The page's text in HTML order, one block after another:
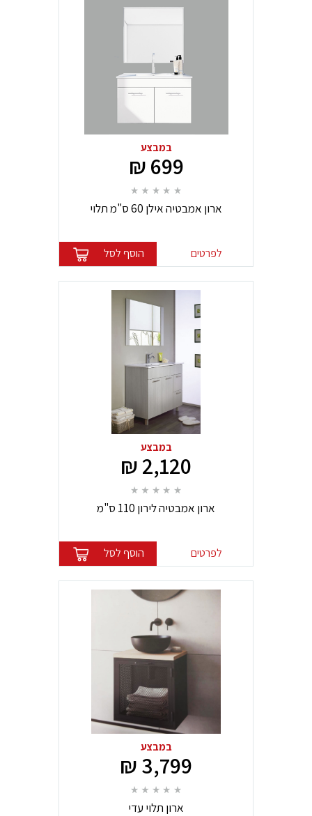
במבצע
699 ₪
ארון אמבטיה אילן 60 ס"מ תלוי
לפרטים הוסף לסל
במבצע
2,120 ₪
ארון אמבטיה לירון 110 ס"מ
לפרטים הוסף לסל
במבצע
3,799 ₪
ארון תלוי עדי